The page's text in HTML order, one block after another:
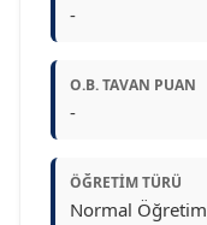
-
O.B. TAVAN PUAN
-
ÖĞRETIM TÜRÜ
Normal Öğretim